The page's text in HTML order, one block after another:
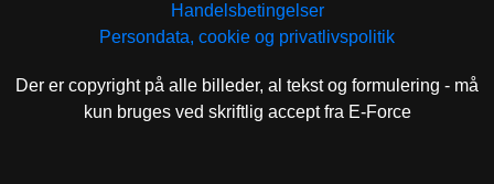
Handelsbetingelser
Persondata, cookie og privatlivspolitik
Der er copyright på alle billeder, al tekst og formulering - må
kun bruges ved skriftlig accept fra E-Force